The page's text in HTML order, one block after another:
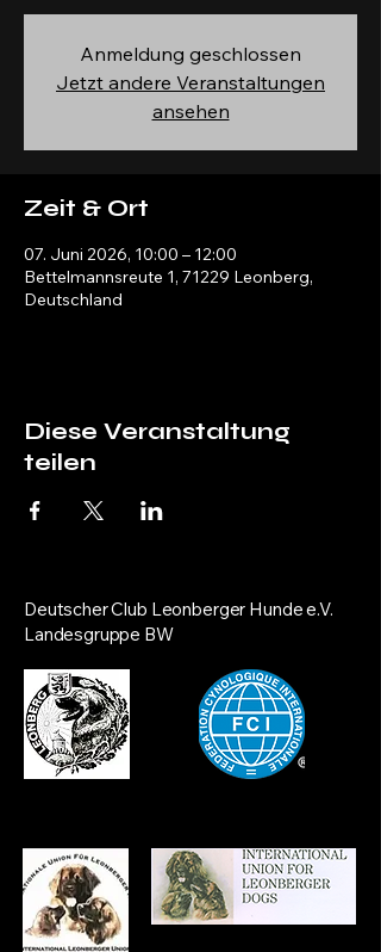
Anmeldung geschlossen
Jetzt andere Veranstaltungen
ansehen
Zeit & Ort
07. Juni 2026, 10:00 – 12:00
Bettelmannsreute 1, 71229 Leonberg,
Deutschland
Diese Veranstaltung
teilen
Deutscher Club Leonberger Hunde e.V.
Landesgruppe BW